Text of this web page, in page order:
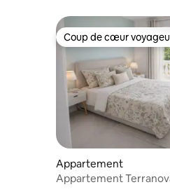
Coup de cœur
Coup de cœur
Appartement
Appartement